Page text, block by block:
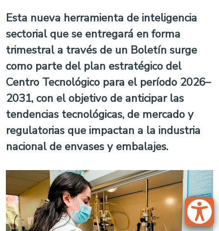
Esta nueva herramienta de inteligencia
sectorial que se entregará en forma
trimestral a través de un Boletín surge
como parte del plan estratégico del
Centro Tecnológico para el período 2026–
2031, con el objetivo de anticipar las
tendencias tecnológicas, de mercado y
regulatorias que impactan a la industria
nacional de envases y embalajes.